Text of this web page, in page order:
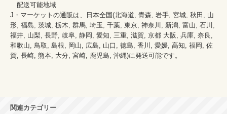
配送可能地域
J・マーケットの通販は、日本全国(北海道, 青森, 岩手, 宮城, 秋田, 山
形, 福島, 茨城, 栃木, 群馬, 埼玉, 千葉, 東京, 神奈川, 新潟, 富山, 石川,
福井, 山梨, 長野, 岐阜, 静岡, 愛知, 三重, 滋賀, 京都 大阪, 兵庫, 奈良,
和歌山, 鳥取, 島根, 岡山, 広島, 山口, 徳島, 香川, 愛媛, 高知, 福岡, 佐
賀, 長崎, 熊本, 大分, 宮崎, 鹿児島, 沖縄)に発送可能です。
関連カテゴリー